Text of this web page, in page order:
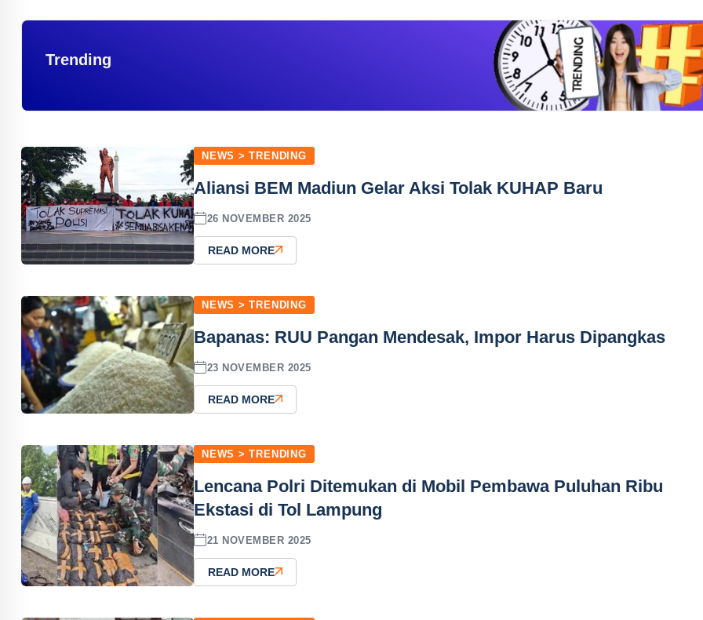
Trending
NEWS > TRENDING
Aliansi BEM Madiun Gelar Aksi Tolak KUHAP Baru
26 NOVEMBER 2025
READ MORE
NEWS > TRENDING
Bapanas: RUU Pangan Mendesak, Impor Harus Dipangkas
23 NOVEMBER 2025
READ MORE
NEWS > TRENDING
Lencana Polri Ditemukan di Mobil Pembawa Puluhan Ribu
Ekstasi di Tol Lampung
21 NOVEMBER 2025
READ MORE